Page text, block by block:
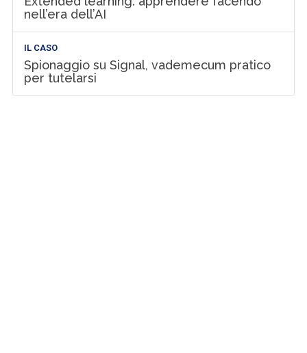
nell’era dell’AI
IL CASO
Spionaggio su Signal, vademecum pratico
per tutelarsi